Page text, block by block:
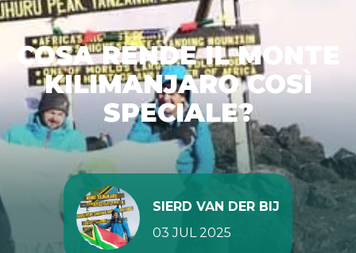
COSA RENDE IL MONTE
KILIMANJARO COSÌ
SPECIALE?
SIERD VAN DER BIJ
03 JUL 2025